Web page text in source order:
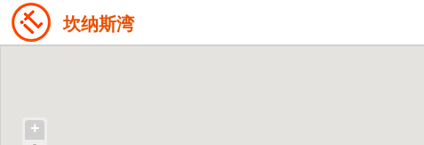
坎纳斯湾
+